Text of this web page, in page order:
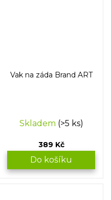
Vak na záda Brand ART
Skladem (>5 ks)
389 Kč
Do košíku